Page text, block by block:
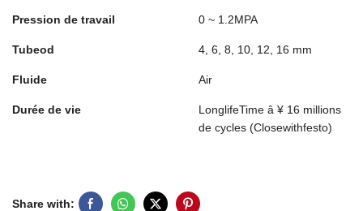
Pression de travail 0 ~ 1.2MPA
Tubeod 4, 6, 8, 10, 12, 16 mm
Fluide Air
Durée de vie
LonglifeTime â ¥ 16 millions
de cycles (Closewithfesto)
Share with: